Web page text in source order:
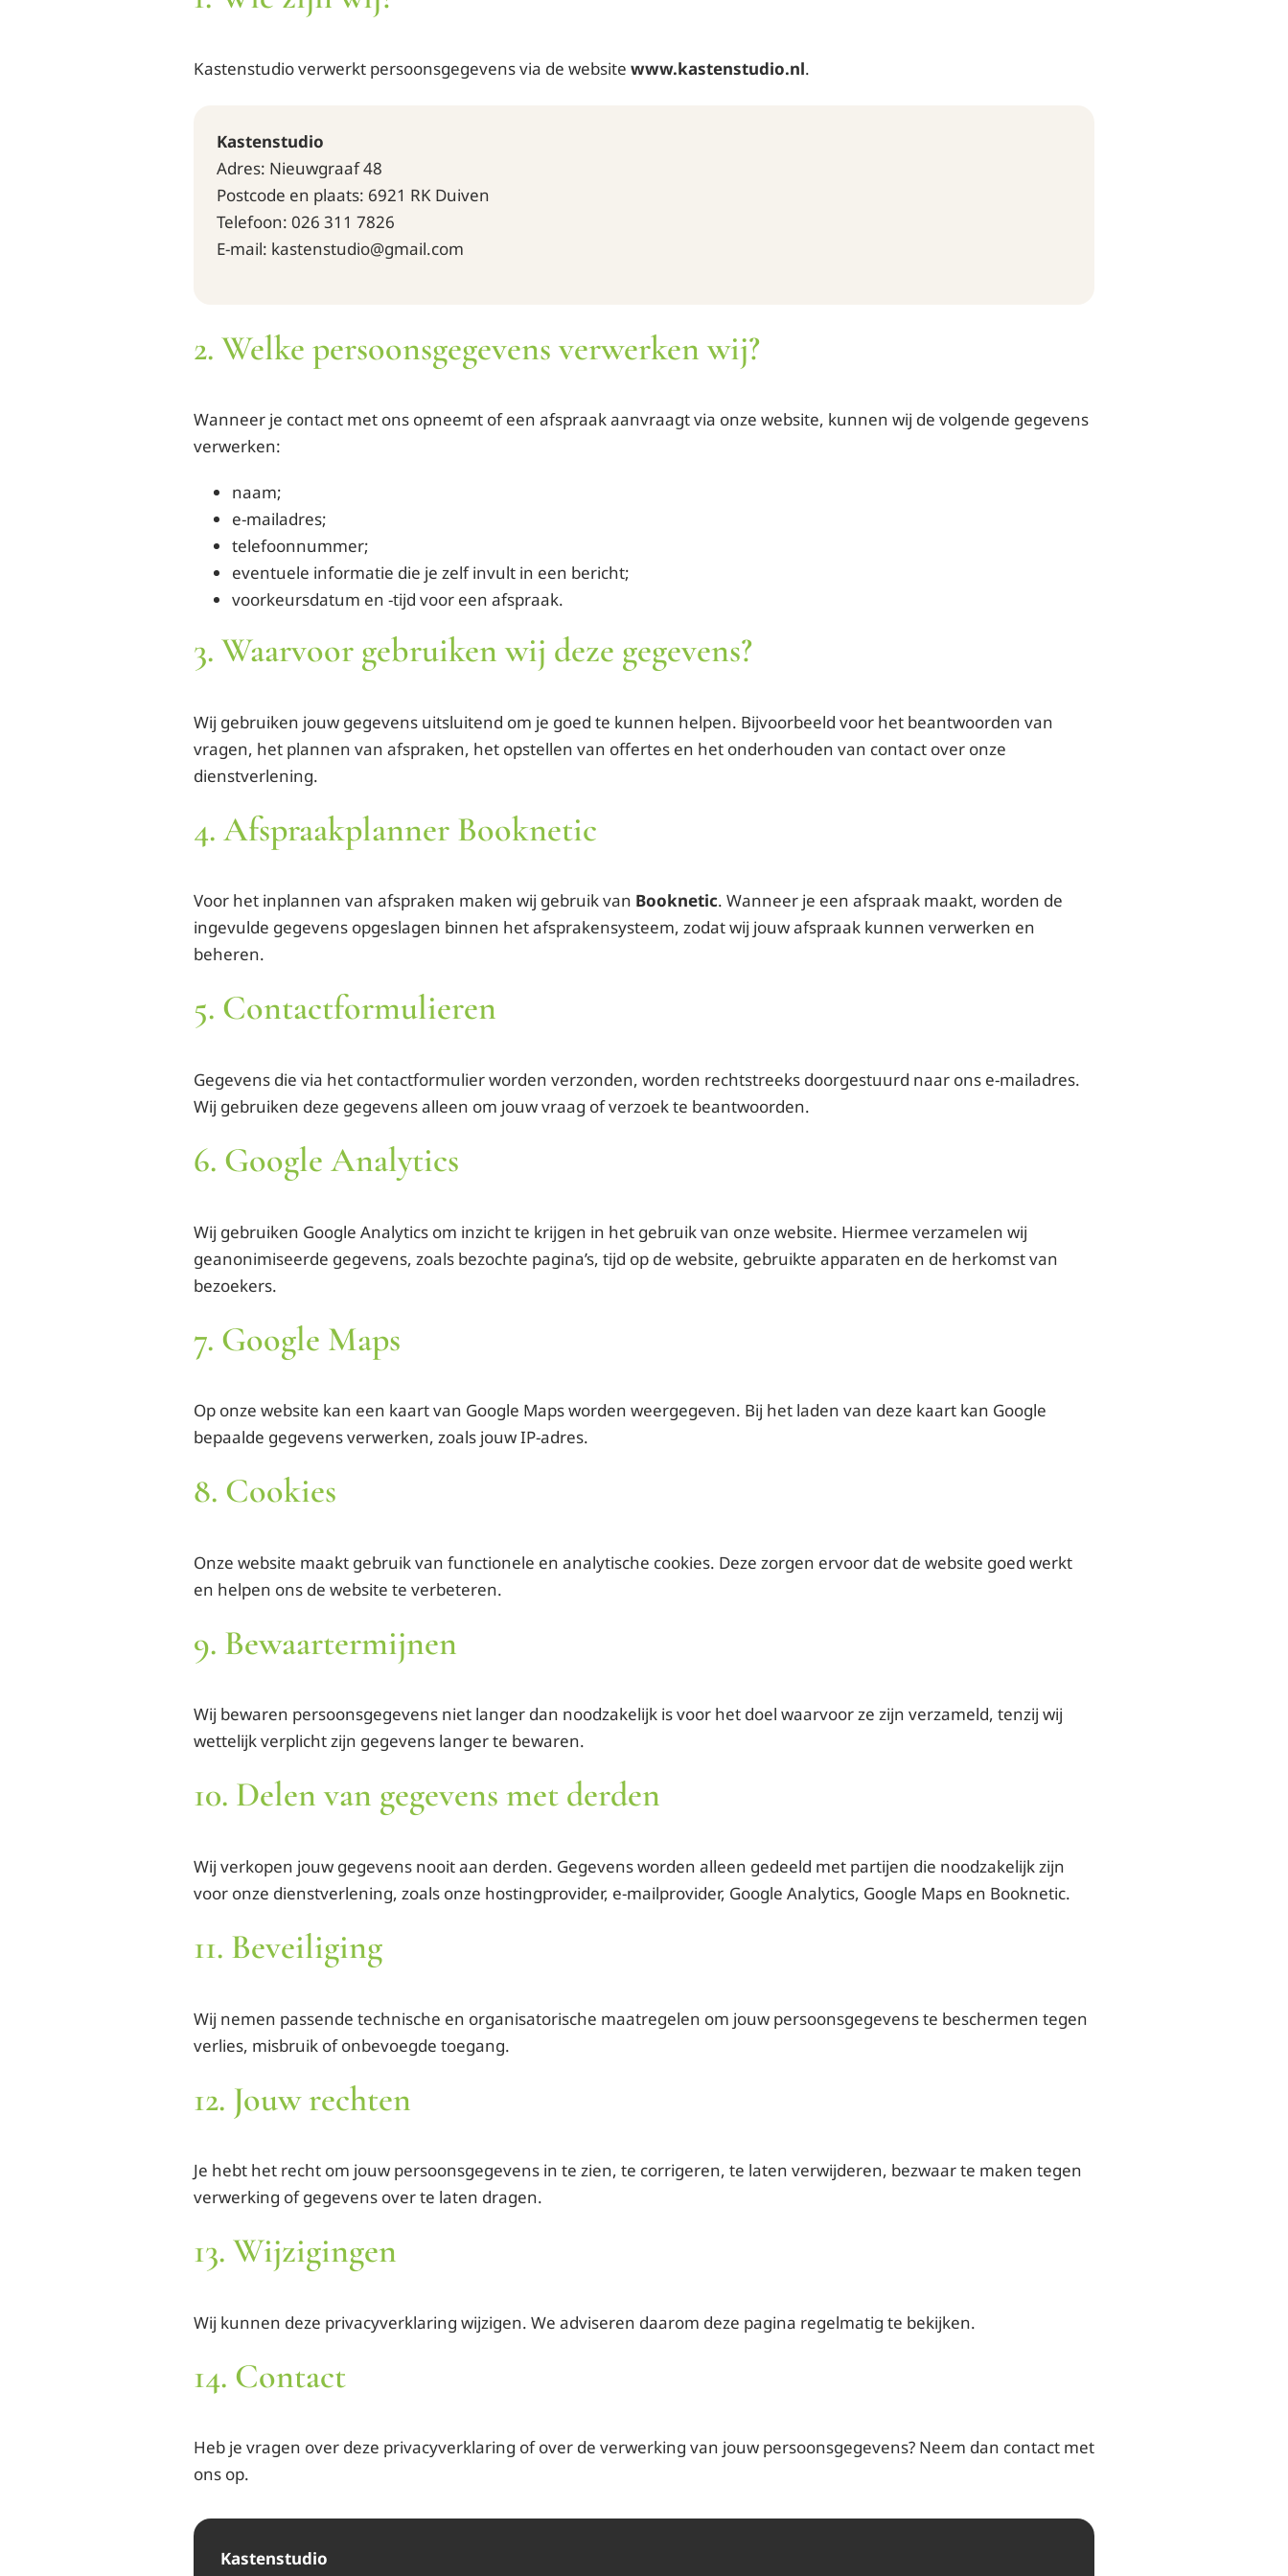
Kastenstudio verwerkt persoonsgegevens via de website www.kastenstudio.nl.
Kastenstudio
Adres: Nieuwgraaf 48
Postcode en plaats: 6921 RK Duiven
Telefoon: 026 311 7826
E-mail: kastenstudio@gmail.com
2. Welke persoonsgegevens verwerken wij?
Wanneer je contact met ons opneemt of een afspraak aanvraagt via onze website, kunnen wij de volgende gegevens
verwerken:
naam;
e-mailadres;
telefoonnummer;
eventuele informatie die je zelf invult in een bericht;
voorkeursdatum en -tijd voor een afspraak.
3. Waarvoor gebruiken wij deze gegevens?
Wij gebruiken jouw gegevens uitsluitend om je goed te kunnen helpen. Bijvoorbeeld voor het beantwoorden van
vragen, het plannen van afspraken, het opstellen van offertes en het onderhouden van contact over onze
dienstverlening.
4. Afspraakplanner Booknetic
Voor het inplannen van afspraken maken wij gebruik van Booknetic. Wanneer je een afspraak maakt, worden de
ingevulde gegevens opgeslagen binnen het afsprakensysteem, zodat wij jouw afspraak kunnen verwerken en
beheren.
5. Contactformulieren
Gegevens die via het contactformulier worden verzonden, worden rechtstreeks doorgestuurd naar ons e-mailadres.
Wij gebruiken deze gegevens alleen om jouw vraag of verzoek te beantwoorden.
6. Google Analytics
Wij gebruiken Google Analytics om inzicht te krijgen in het gebruik van onze website. Hiermee verzamelen wij
geanonimiseerde gegevens, zoals bezochte pagina’s, tijd op de website, gebruikte apparaten en de herkomst van
bezoekers.
7. Google Maps
Op onze website kan een kaart van Google Maps worden weergegeven. Bij het laden van deze kaart kan Google
bepaalde gegevens verwerken, zoals jouw IP-adres.
8. Cookies
Onze website maakt gebruik van functionele en analytische cookies. Deze zorgen ervoor dat de website goed werkt
en helpen ons de website te verbeteren.
9. Bewaartermijnen
Wij bewaren persoonsgegevens niet langer dan noodzakelijk is voor het doel waarvoor ze zijn verzameld, tenzij wij
wettelijk verplicht zijn gegevens langer te bewaren.
10. Delen van gegevens met derden
Wij verkopen jouw gegevens nooit aan derden. Gegevens worden alleen gedeeld met partijen die noodzakelijk zijn
voor onze dienstverlening, zoals onze hostingprovider, e-mailprovider, Google Analytics, Google Maps en Booknetic.
11. Beveiliging
Wij nemen passende technische en organisatorische maatregelen om jouw persoonsgegevens te beschermen tegen
verlies, misbruik of onbevoegde toegang.
12. Jouw rechten
Je hebt het recht om jouw persoonsgegevens in te zien, te corrigeren, te laten verwijderen, bezwaar te maken tegen
verwerking of gegevens over te laten dragen.
13. Wijzigingen
Wij kunnen deze privacyverklaring wijzigen. We adviseren daarom deze pagina regelmatig te bekijken.
14. Contact
Heb je vragen over deze privacyverklaring of over de verwerking van jouw persoonsgegevens? Neem dan contact met
ons op.
Kastenstudio